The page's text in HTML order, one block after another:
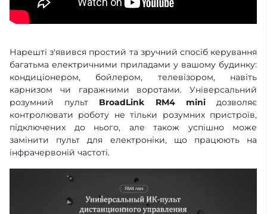
Нарешті з'явився простий та зручний спосіб керування
багатьма електричними приладами у вашому будинку:
кондиціонером, бойлером, телевізором, навіть
карнизом чи гаражними воротами. Універсальний
розумний пульт BroadLink RM4 miniдозволяє
контролювати роботу не тільки розумних пристроїв,
підключених до нього, але також успішно може
замінити пульт для електроніки, що працюють на
інфрачервоній частоті.